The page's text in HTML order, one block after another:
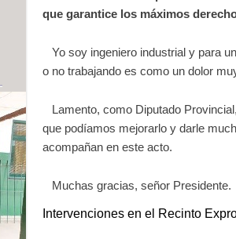
que garantice los máximos
Yo soy ingeniero industrial y para
o no trabajando es como un dolor
Lamento, como Diputado
que podíamos mejorarlo y darle
acompañan en este acto.
Muchas gracias, señor Presidente.
Intervenciones en el Recinto